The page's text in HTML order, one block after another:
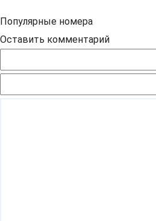
Популярные номера
Оставить комментарий